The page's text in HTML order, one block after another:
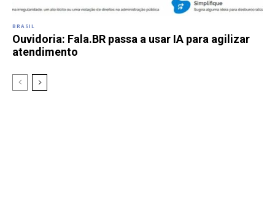
BRASIL
Ouvidoria: Fala.BR passa a usar IA para agilizar
atendimento